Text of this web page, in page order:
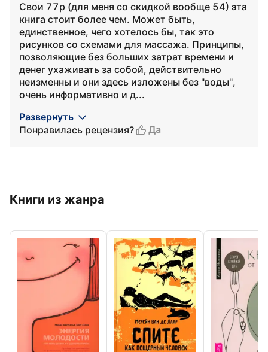
Свои 77р (для меня со скидкой вообще 54) эта
книга стоит более чем. Может быть,
единственное, чего хотелось бы, так это
рисунков со схемами для массажа. Принципы,
позволяющие без больших затрат времени и
денег ухаживать за собой, действительно
неизменны и они здесь изложены без "воды",
очень информативно и д...
Развернуть
Понравилась рецензия?
Да
Книги из жанра